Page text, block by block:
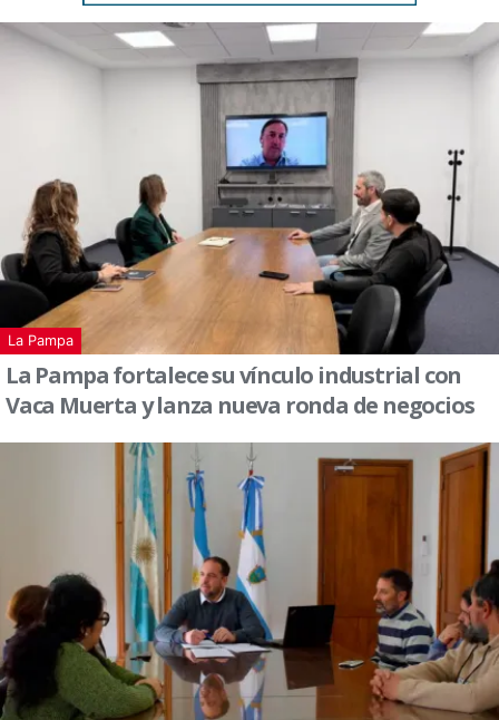
La Pampa
La Pampa fortalece su vínculo industrial con
Vaca Muerta y lanza nueva ronda de negocios